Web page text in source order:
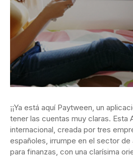
¡¡Ya está aquí Paytween, un
tener las cuentas muy claras. Esta
internacional, creada por tres
españoles, irrumpe en el sector
para finanzas, con una clarísima